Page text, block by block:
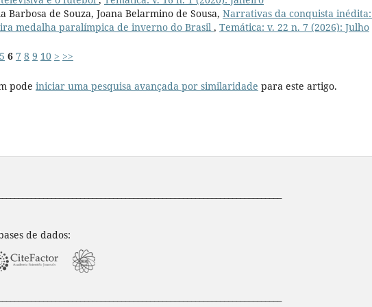
Barbosa de Souza, Joana Belarmino de Sousa, Narrativas da conquista
medalha paralímpica de inverno do Brasil , Temática: v. 22 n. 7 (2026): Julho
5 6 7 8 9 10 > >>
pode iniciar uma pesquisa avançada por similaridade para este artigo.
de dados: